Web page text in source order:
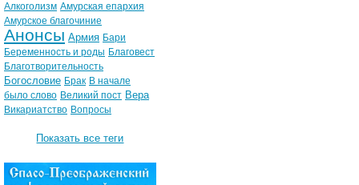
Алкоголизм Амурская епархия
Амурское благочиние
Анонсы Армия Бари
Беременность и роды Благовест
Благотворительность
Богословие Брак В начале
было слово Великий пост Вера
Викариатство Вопросы
Показать все теги